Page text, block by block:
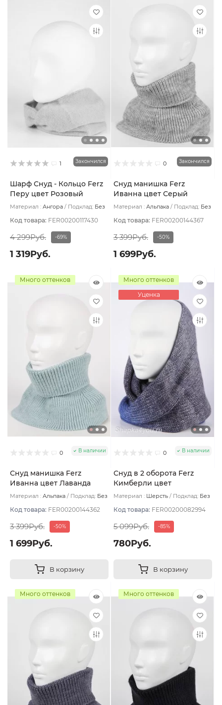
1 Закончился
Шарф Снуд - Кольцо Ferz
Перу цвет Розовый
Материал : Ангора Подклад: Без
Код товара: FER00200117430
4 299Руб. -69%
1 319Руб.
0 Закончился
Снуд манишка Ferz
Иванна цвет Серый
светлый
Материал : Альпака Подклад: Без
Код товара: FER00200144367
3 399Руб. -50%
1 699Руб.
Много оттенков
0 В наличии
Снуд манишка Ferz
Иванна цвет Лаванда
Материал : Альпака Подклад: Без
Код товара: FER00200144362
3 399Руб. -50%
1 699Руб.
В корзину
Много оттенков
Уценка
0 В наличии
Снуд в 2 оборота Ferz
Кимберли цвет
Джинсовый
Материал : Шерсть Подклад: Без
Код товара: FER00200082994
5 099Руб. -85%
780Руб.
В корзину
Много оттенков Много оттенков